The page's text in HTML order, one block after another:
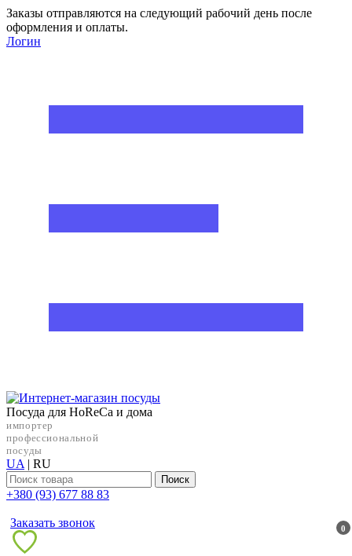
Заказы отправляются на следующий рабочий день после
оформления и оплаты.
Логин
Посуда для HoReCa и дома
импортер
профессиональной
посуды
UA | RU
Поиск
+38‎0 (93) 677 88 83
Заказать звонок 0